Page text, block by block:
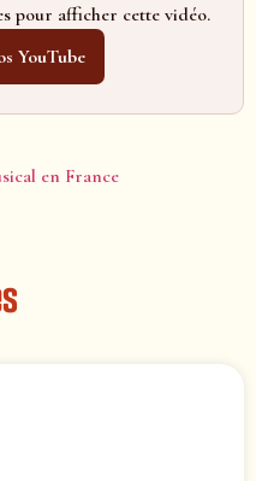
pour afficher cette vidéo.
YouTube
en France